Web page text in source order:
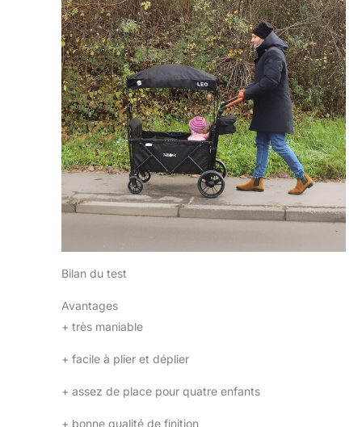
Bilan du test
Avantages
+ très maniable
+ facile à plier et déplier
+ assez de place pour quatre enfants
+ bonne qualité de finition